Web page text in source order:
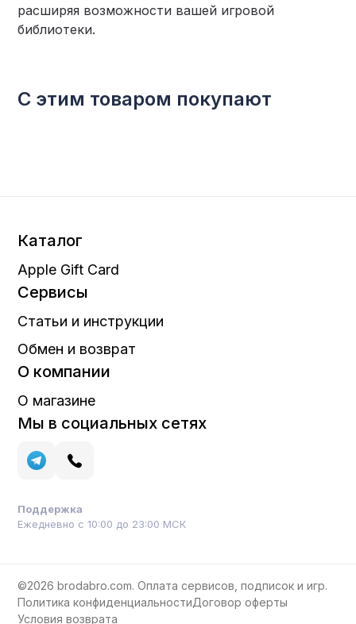
расширяя возможности вашей игровой
библиотеки.
С этим товаром покупают
Каталог
Apple Gift Card
Сервисы
Статьи и инструкции
Обмен и возврат
О компании
О магазине
Мы в социальных сетях
Поддержка
Ежедневно с 10:00 до 23:00 МСК
©2026 brodabro.com. Оплата сервисов, подписок и игр.
Политика конфиденциальностиДоговор оферты
Условия возврата